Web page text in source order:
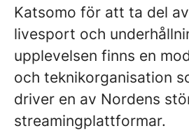
Katsomo för att ta del
livesport och
upplevelsen finns en
och teknikorganisation
driver en av Nordens
streamingplattformar.